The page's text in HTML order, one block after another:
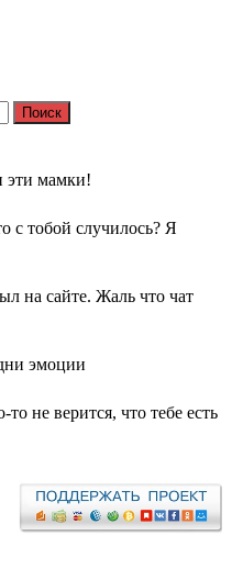
эти мамки!
с тобой случилось? Я
на сайте. Жаль что чат
эмоции
не верится, что тебе есть